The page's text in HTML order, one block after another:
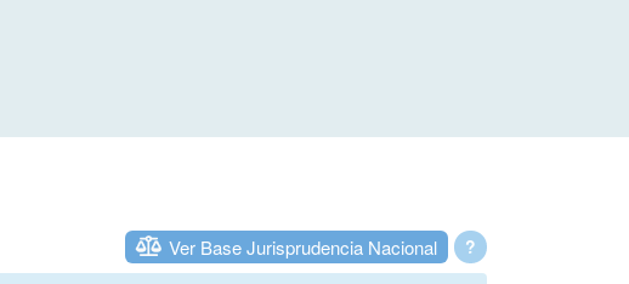
?
Ver Base Jurisprudencia Nacional